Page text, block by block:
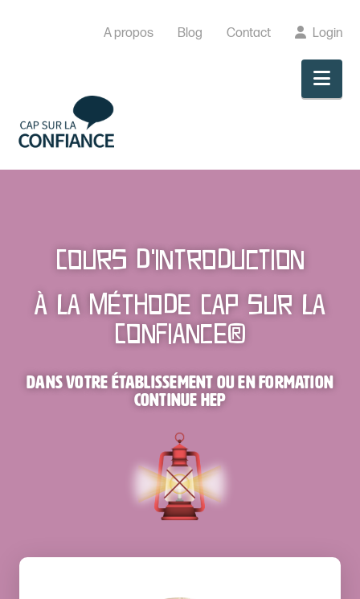
A propos Blog Contact Login
Cours d'introduction
à la méthode Cap sur la
Confiance®
Dans votre établissement ou en formation
continue HEP